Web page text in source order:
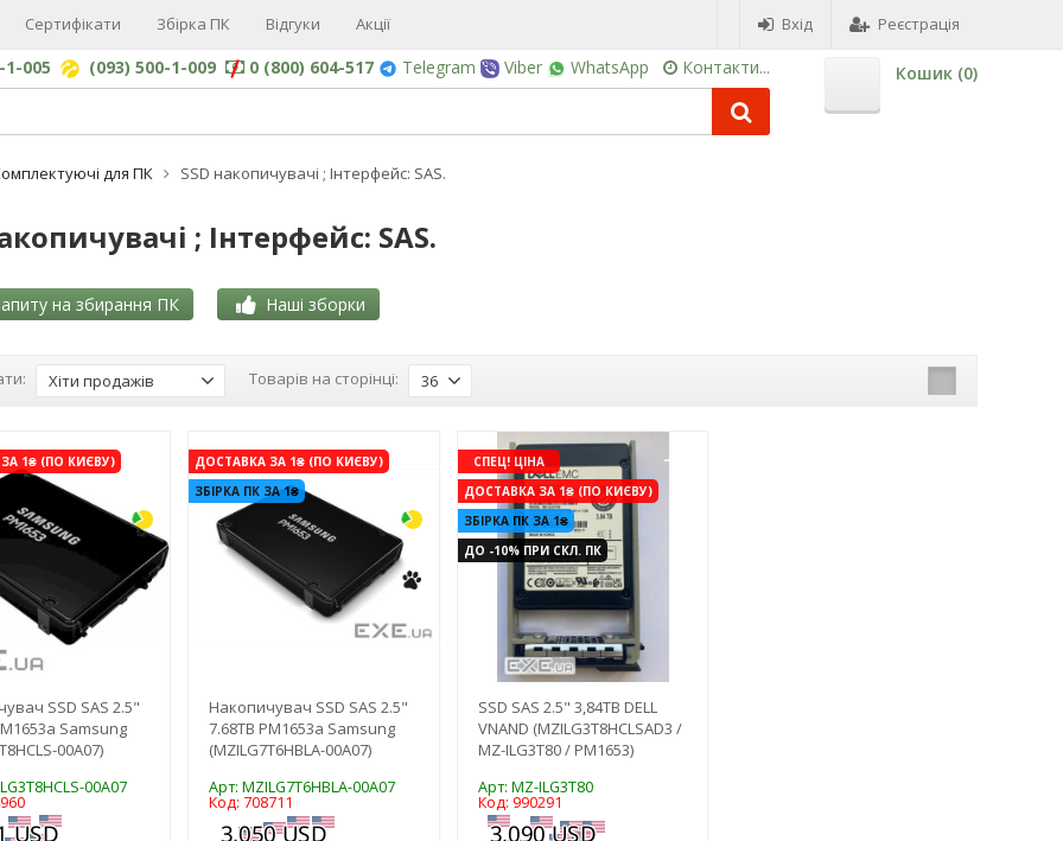
Сертифікати Збірка ПК Відгуки Акції Вхід Реєстрація
1-005 (093) 500-1-009 0 (800) 604-517 Telegram Viber WhatsApp Контакти... Кошик (0)
для ПК SSD накопичувачі ; Інтерфейс: SAS.
; Інтерфейс: SAS.
на збирання ПК Наші зборки
Хіти продажів Товарів на сторінці: 36
1₴ (ПО КИЄВУ)
SSD SAS 2.5"
Samsung
00A07)
00A07
ДОСТАВКА ЗА 1₴ (ПО КИЄВУ)
ЗБІРКА ПК ЗА 1₴
Накопичувач SSD SAS 2.5"
7.68TB PM1653a Samsung
(MZILG7T6HBLA-00A07)
Арт: MZILG7T6HBLA-00A07
Код: 708711
СПЕЦ! ЦІНА
ДОСТАВКА ЗА 1₴ (ПО КИЄВУ)
ЗБІРКА ПК ЗА 1₴
ДО -10% ПРИ СКЛ. ПК
-3%
SSD SAS 2.5" 3,84TB DELL
VNAND (MZILG3T8HCLSAD3 /
MZ-ILG3T80 / PM1653)
Арт: MZ-ILG3T80
Код: 990291